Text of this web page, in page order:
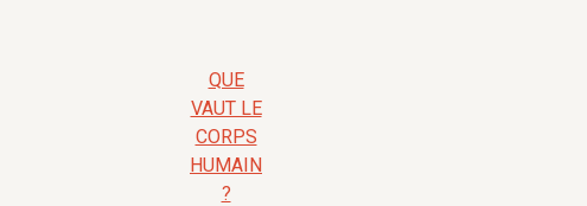
QUE
VAUT LE
CORPS
HUMAIN
?